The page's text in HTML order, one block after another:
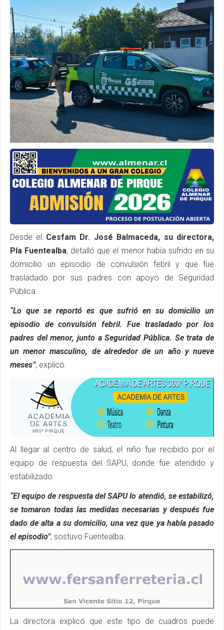
Desde el Cesfam Dr. José Balmaceda, su directora,
Pía Fuentealba, detalló que el menor había sufrido en su
domicilio un episodio de convulsión febril y que fue
trasladado por sus padres con apoyo de Seguridad
Pública.
“Lo que se reportó es que sufrió en su domicilio un
episodio de convulsión febril. Fue trasladado por los
padres del menor, junto a Seguridad Pública. Se trata de
un menor masculino, de alrededor de un año y nueve
meses”, explicó.
Al llegar al centro de salud, el niño fue recibido por el
equipo de respuesta del SAPU, donde fue atendido y
estabilizado.
“El equipo de respuesta del SAPU lo atendió, se estabilizó,
se tomaron todas las medidas necesarias y después fue
dado de alta a su domicilio, una vez que ya había pasado
el episodio”, sostuvo Fuentealba.
La directora explicó que este tipo de cuadros puede